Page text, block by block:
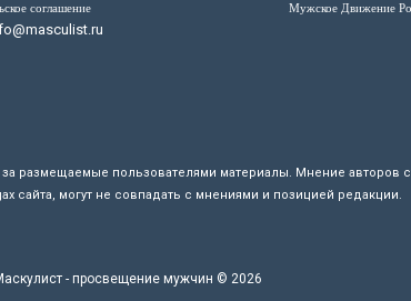
соглашение Мужское Движение
размещаемые пользователями материалы. Мнение авторов
сайта, могут не совпадать с мнениями и позицией редакции.
- просвещение мужчин © 2026